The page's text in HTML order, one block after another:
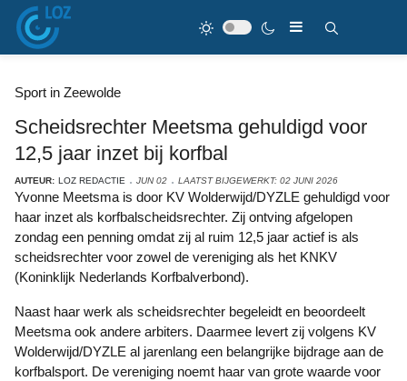
Sport in Zeewolde
Scheidsrechter Meetsma gehuldigd voor
12,5 jaar inzet bij korfbal
AUTEUR: LOZ REDACTIE JUN 02 LAATST BIJGEWERKT: 02 JUNI 2026
Yvonne Meetsma is door KV Wolderwijd/DYZLE gehuldigd voor
haar inzet als korfbalscheidsrechter. Zij ontving afgelopen
zondag een penning omdat zij al ruim 12,5 jaar actief is als
scheidsrechter voor zowel de vereniging als het KNKV
(Koninklijk Nederlands Korfbalverbond).
Naast haar werk als scheidsrechter begeleidt en beoordeelt
Meetsma ook andere arbiters. Daarmee levert zij volgens KV
Wolderwijd/DYZLE al jarenlang een belangrijke bijdrage aan de
korfbalsport. De vereniging noemt haar van grote waarde voor